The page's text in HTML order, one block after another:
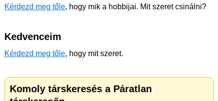
Kérdezd meg tőle, hogy mik a hobbijai. Mit szeret csinálni?
Kedvenceim
Kérdezd meg tőle, hogy mit szeret.
Komoly társkeresés a Páratlan